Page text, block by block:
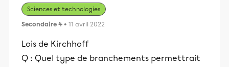
Sciences et technologies
Secondaire 4 • 11 avril 2022
Lois de Kirchhoff
Q : Quel type de branchements permettrait